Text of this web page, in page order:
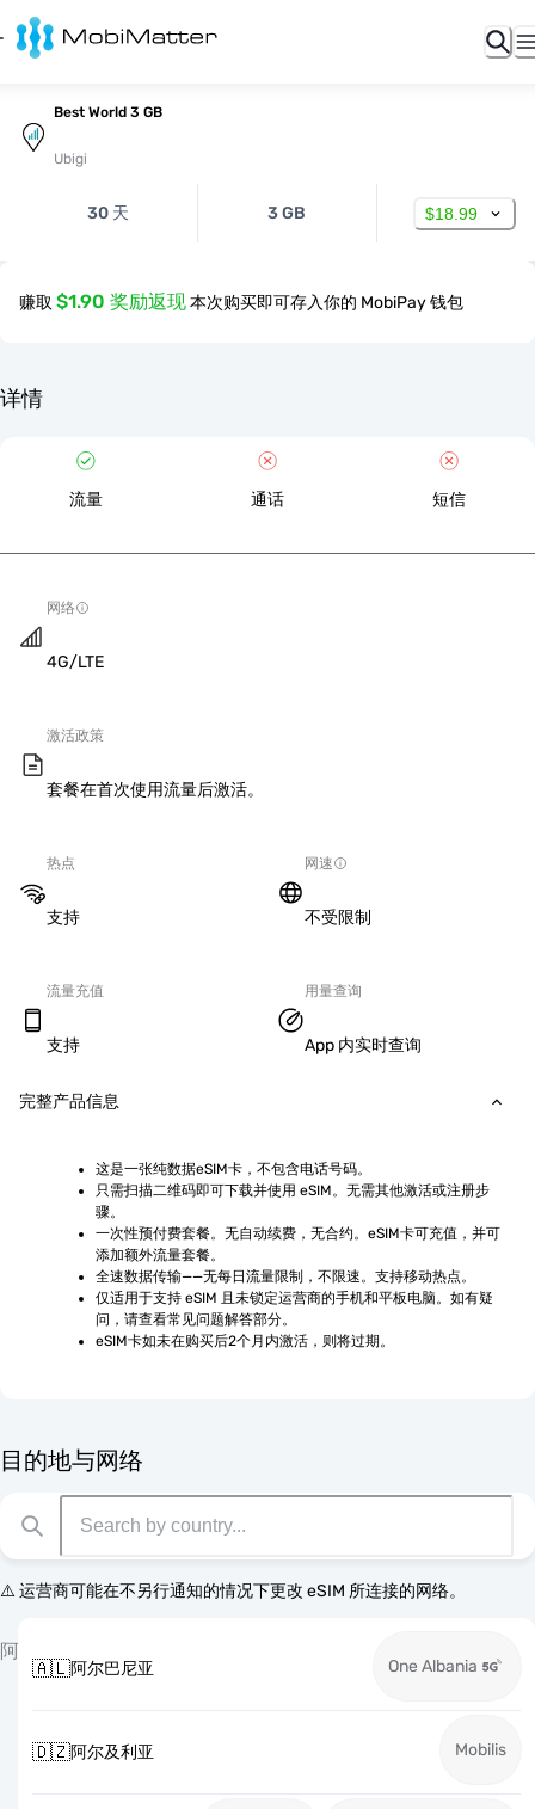
Best World 3 GB
Ubigi
30 天 3 GB $18.99
赚取 $1.90 奖励返现本次购买即可存入你的 MobiPay 钱包
详情
流量 通话 短信
网络
4G/LTE
激活政策
套餐在首次使用流量后激活。
热点
支持
网速
不受限制
流量充值
支持
用量查询
App 内实时查询
完整产品信息
这是一张纯数据eSIM卡，不包含电话号码。
只需扫描二维码即可下载并使用 eSIM。无需其他激活或注册步
骤。
一次性预付费套餐。无自动续费，无合约。eSIM卡可充值，并可
添加额外流量套餐。
全速数据传输——无每日流量限制，不限速。支持移动热点。
仅适用于支持 eSIM 且未锁定运营商的手机和平板电脑。如有疑
问，请查看常见问题解答部分。
eSIM卡如未在购买后2个月内激活，则将过期。
目的地与网络
⚠️ 运营商可能在不另行通知的情况下更改 eSIM 所连接的网络。
阿
🇦🇱阿尔巴尼亚 One Albania
🇩🇿阿尔及利亚 Mobilis